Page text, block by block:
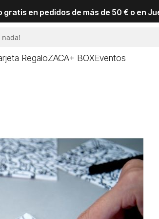
gratis en pedidos de más de 50 € o en
RegaloZACA+ BOXEventos